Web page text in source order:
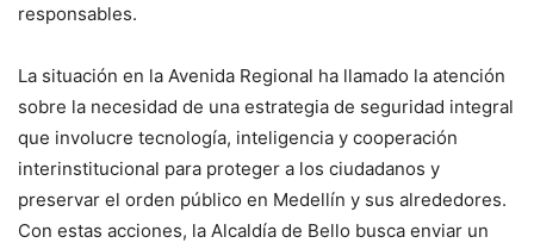
responsables.
La situación en la Avenida Regional ha llamado la atención
sobre la necesidad de una estrategia de seguridad integral
que involucre tecnología, inteligencia y cooperación
interinstitucional para proteger a los ciudadanos y
preservar el orden público en Medellín y sus alrededores.
Con estas acciones, la Alcaldía de Bello busca enviar un